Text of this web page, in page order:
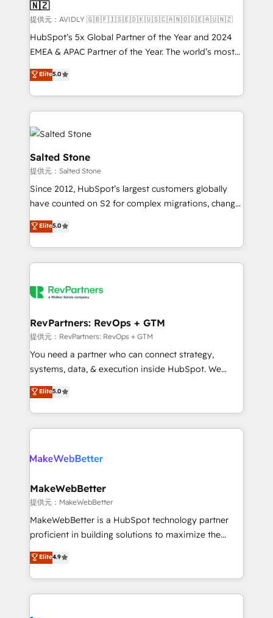
🇳🇿
提供元：AVIDLY 🇬🇧🇫🇮🇸🇪🇩🇰🇺🇸🇨🇦🇳🇴🇩🇪🇦🇺🇳🇿
HubSpot’s 5x Global Partner of the Year and 2024
EMEA & APAC Partner of the Year. The world’s most
experienced and fully accredited HubSpot Solutions
Partner. 🚀 With 2,750+ HubSpot projects delivered
and 370+ specialists across EMEA, APAC and NAM,
we de-risk complex CRM programmes and
accelerate ROI across every HubSpot Hub. 🧭 From
multi-region migrations to AI-powered automation,
we turn complexity into clarity, human at global
scale. 🏆 HubSpot’s CEO called us “the partner of the
future.” Others agree it is proof of trust built through
measurable impact.
Elite5.0
Salted Stone
提供元：Salted Stone
Since 2012, HubSpot’s largest customers globally
have counted on S2 for complex migrations, change
management, systems integration, and creative
solutions that deliver measurable impact and
transform brand experiences As one of the few full-
service creative agencies in the HubSpot
winning design to build scalable, globally
marketing campaigns, & RevOps frameworks that
fuel long-term success We connect the entire
customer lifecycle through seamless integrations,
ensure long-term adoption with change-
and service to drive sustainable growth With 6 key
HubSpot accreditations and experience across
Elite5.0
RevPartners: RevOps + GTM
提供元：RevPartners: RevOps + GTM
You need a partner who can connect strategy,
systems, data, & execution inside HubSpot. We
bridge the gap where most agencies fall short by
combining GTM strategy with technical execution to
solve the right problem with the right solution. As the
only firm in the world to hold Elite Partner
clients gain a unique advantage in CRM architecture,
market execution. Why B2B Businesses Choose RP: -
Secure: Soc2 compliant 🛡️ - Pricing: Implementations
starting at $1,5k 💵 - Speed: Launch in 14 days ⚡ -
Global: 75+ RPers across five continents 🌐 - Scale:
HubSpot Partner 🪴 - Sales Hub: More
implementations than any other Partner 💻 -
Elite5.0
MakeWebBetter
提供元：MakeWebBetter
MakeWebBetter is a HubSpot technology partner
proficient in building solutions to maximize the
operational efficiency of HubSpot. The fastest-
growing tech-enabler & facilitator, MakeWebBetter,
hands you the blend of HubSpot expertise &
eminent solutions & integrations. Trust us to
Elite4.9